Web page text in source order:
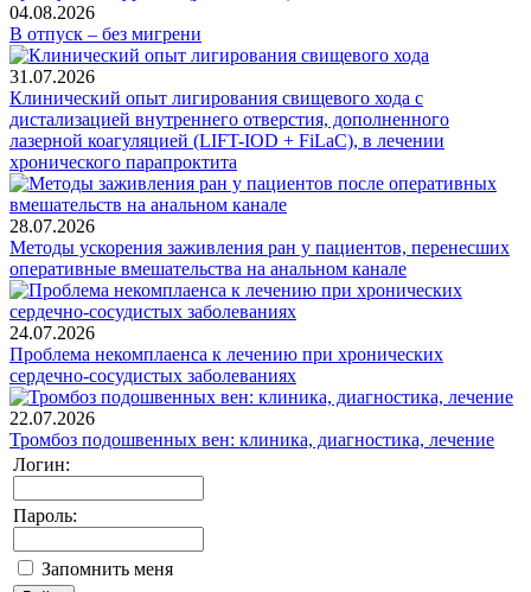
04.08.2026
В отпуск – без мигрени
31.07.2026
Клинический опыт лигирования свищевого хода с
дистализацией внутреннего отверстия, дополненного
лазерной коагуляцией (LIFT-IOD + FiLaC), в лечении
хронического парапроктита
28.07.2026
Методы ускорения заживления ран у пациентов, перенесших
оперативные вмешательства на анальном канале
24.07.2026
Проблема некомплаенса к лечению при хронических
сердечно-сосудистых заболеваниях
22.07.2026
Тромбоз подошвенных вен: клиника, диагностика, лечение
Логин:
Пароль:
Запомнить меня